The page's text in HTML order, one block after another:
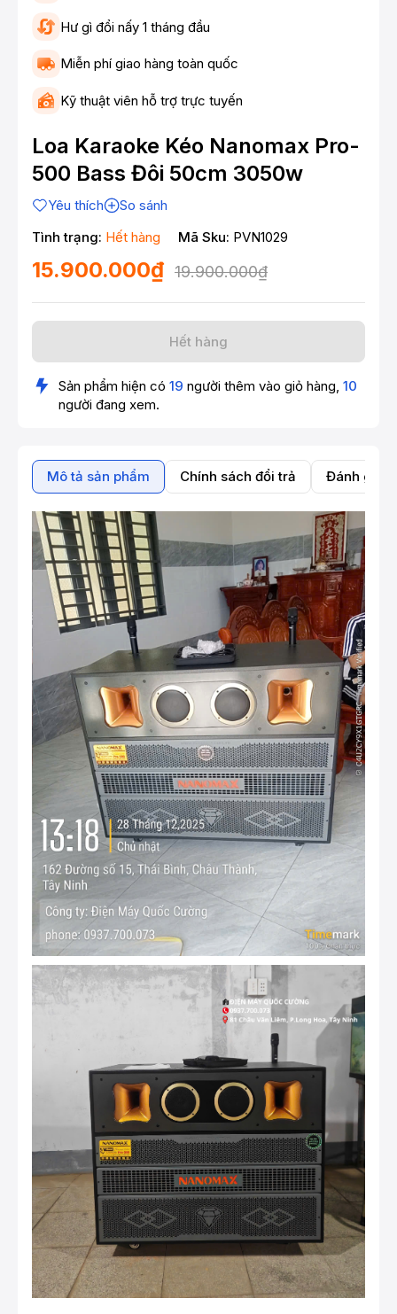
Hư gì đổi nấy 1 tháng đầu
Miễn phí giao hàng toàn quốc
Kỹ thuật viên hỗ trợ trực tuyến
Loa Karaoke Kéo Nanomax Pro-
500 Bass Đôi 50cm 3050w
Yêu thích
So sánh
Tình trạng: Hết hàng Mã Sku: PVN1029
15.900.000₫ 19.900.000₫
Hết hàng
Sản phẩm hiện có 19 người thêm vào giỏ hàng, 10
người đang xem.
Mô tả sản phẩm Chính sách đổi trả Đánh giá